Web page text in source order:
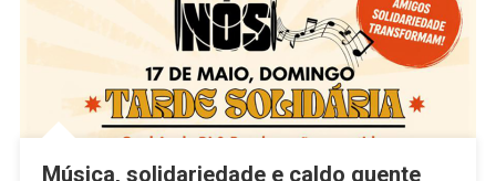
Música, solidariedade e caldo quente